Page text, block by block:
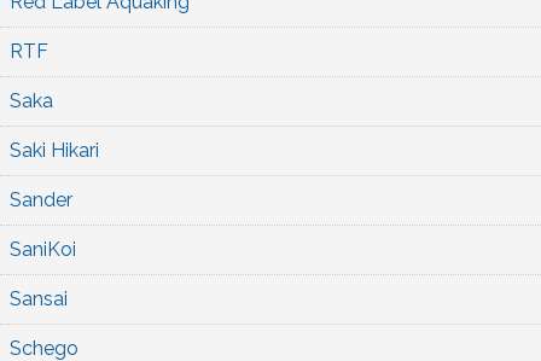
RTF
Saka
Saki Hikari
Sander
SaniKoi
Sansai
Schego